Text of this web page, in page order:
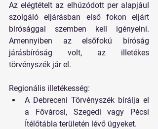
Az elégtételt az elhúzódott per alapjául
szolgáló eljárásban első fokon eljárt
bírósággal szemben kell igényelni.
Amennyiben az elsőfokú bíróság
járásbíróság volt, az illetékes
törvényszék jár el.
Regionális illetékesség:
A Debreceni Törvényszék bírálja el
a Fővárosi, Szegedi vagy Pécsi
Ítélőtábla területén lévő ügyeket.